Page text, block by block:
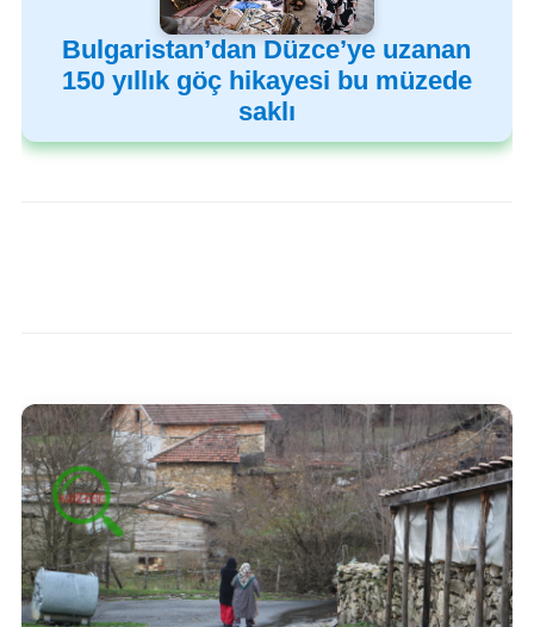
Bulgaristan’dan Düzce’ye uzanan
150 yıllık göç hikayesi bu müzede
saklı